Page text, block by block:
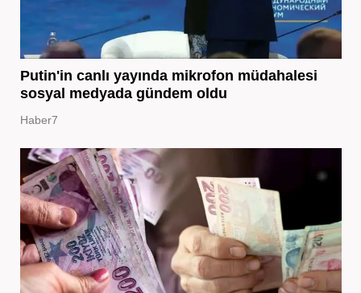
Putin'in canlı yayında mikrofon müdahalesi
sosyal medyada gündem oldu
Haber7